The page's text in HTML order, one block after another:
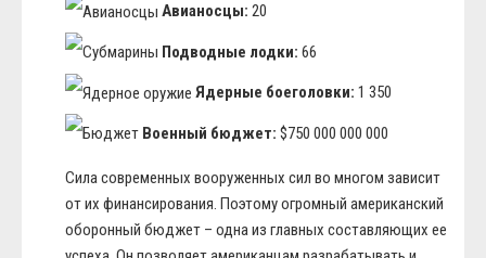
Авианосцы: 20
Подводные лодки: 66
Ядерные боеголовки: 1 350
Военный бюджет: $750 000 000 000
Сила современных вооруженных сил во многом зависит
от их финансирования. Поэтому огромный американский
оборонный бюджет – одна из главных составляющих ее